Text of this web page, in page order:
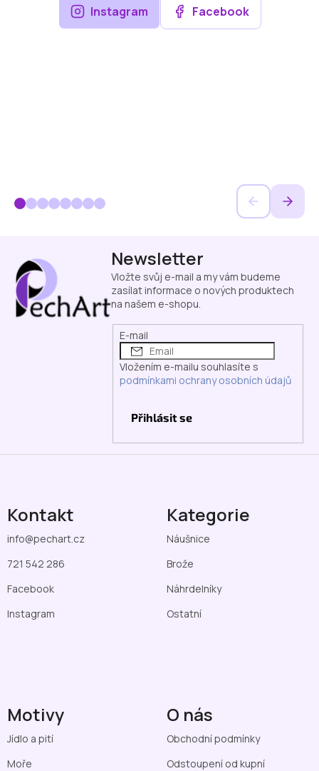
Instagram Facebook
Newsletter
Vložte svůj e-mail a my vám budeme
zasílat informace o nových produktech
na našem e-shopu.
E-mail
Vložením e-mailu souhlasíte s
podmínkami ochrany osobních údajů
Přihlásit se
Kontakt
info@pechart.cz
721 542 286
Facebook
Instagram
Kategorie
Náušnice
Brože
Náhrdelníky
Ostatní
Motivy
Jídlo a pití
Moře
O nás
Obchodní podmínky
Odstoupení od kupní